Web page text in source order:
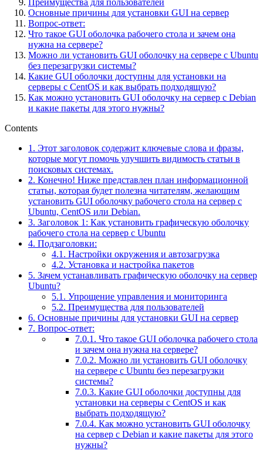
Основные причины для установки GUI на сервер
Вопрос-ответ:
Что такое GUI оболочка рабочего стола и зачем она
нужна на сервере?
Можно ли установить GUI оболочку на сервере с Ubuntu
без перезагрузки системы?
Какие GUI оболочки доступны для установки на
серверы с CentOS и как выбрать подходящую?
Как можно установить GUI оболочку на сервер с Debian
и какие пакеты для этого нужны?
Contents
1. Этот заголовок содержит ключевые слова и фразы,
которые могут помочь улучшить видимость статьи в
поисковых системах.
2. Конечно! Ниже представлен план информационной
статьи, которая будет полезна читателям, желающим
установить GUI оболочку рабочего стола на сервер с
Ubuntu, CentOS или Debian.
3. Заголовок 1: Как установить графическую оболочку
рабочего стола на сервер с Ubuntu
4. Подзаголовки:
4.1. Настройки окружения и автозагрузка
4.2. Установка и настройка пакетов
5. Зачем устанавливать графическую оболочку на сервер
Ubuntu?
5.1. Упрощение управления и мониторинга
5.2. Преимущества для пользователей
6. Основные причины для установки GUI на сервер
7. Вопрос-ответ:
7.0.1. Что такое GUI оболочка рабочего стола
и зачем она нужна на сервере?
7.0.2. Можно ли установить GUI оболочку
на сервере с Ubuntu без перезагрузки
системы?
7.0.3. Какие GUI оболочки доступны для
установки на серверы с CentOS и как
выбрать подходящую?
7.0.4. Как можно установить GUI оболочку
на сервер с Debian и какие пакеты для этого
нужны?